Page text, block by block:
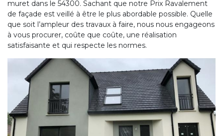
muret dans le 54300. Sachant que notre Prix Ravalement
de façade est veillé à être le plus abordable possible. Quelle
que soit l’ampleur des travaux à faire, nous nous engageons
à vous procurer, coûte que coûte, une réalisation
satisfaisante et qui respecte les normes.